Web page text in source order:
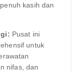
kasih dan
Pusat ini
untuk
nifas, dan